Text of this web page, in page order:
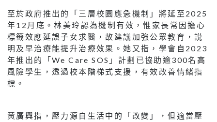
至於政府推出的「三層校園應急機制」將延至2025
年12月底。林美玲認為機制有效，惟家長常因擔心
標籤效應延誤子女求醫，故建議加強公眾教育，説
明及早治療能提升治療效果。她又指，學會自2023
年推出的「We Care SOS」計劃已協助逾300名高
風險學生，透過校本階梯式支援，有效改善情緒指
標。
黃廣興指，壓力源自生活中的「改變」，但適當壓